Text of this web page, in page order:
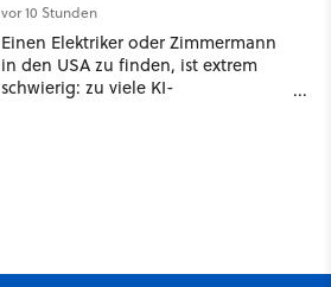
vor 10 Stunden
Einen Elektriker oder Zimmermann
in den USA zu finden, ist extrem
schwierig: zu viele KI-